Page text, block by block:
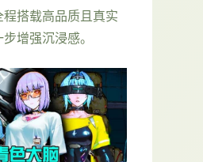
程搭载高品质且真实
增强沉浸感。